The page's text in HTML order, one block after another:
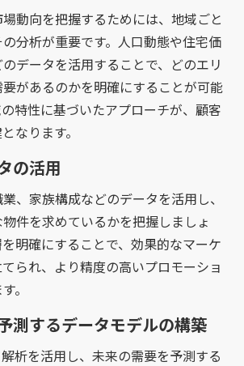
動向を把握するためには、地域ごと
分析が重要です。人口動態や住宅価
データを活用することで、どのエリ
があるのかを明確にすることが可能
特性に基づいたアプローチが、顧客
なります。
の活用
、家族構成などのデータを活用し、
件を求めているかを把握しましょ
明確にすることで、効果的なマーケ
られ、より精度の高いプロモーショ
。
測するデータモデルの構築
析を活用し、未来の需要を予測する